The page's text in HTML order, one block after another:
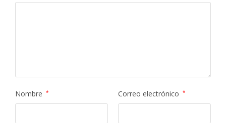
Nombre * Correo electrónico *